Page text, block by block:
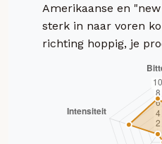
Amerikaanse en
sterk in naar voren
richting hoppig, je